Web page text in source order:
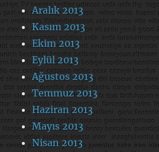
Aralık 2013
Kasım 2013
Ekim 2013
Eylül 2013
Ağustos 2013
Temmuz 2013
Haziran 2013
Mayıs 2013
Nisan 2013